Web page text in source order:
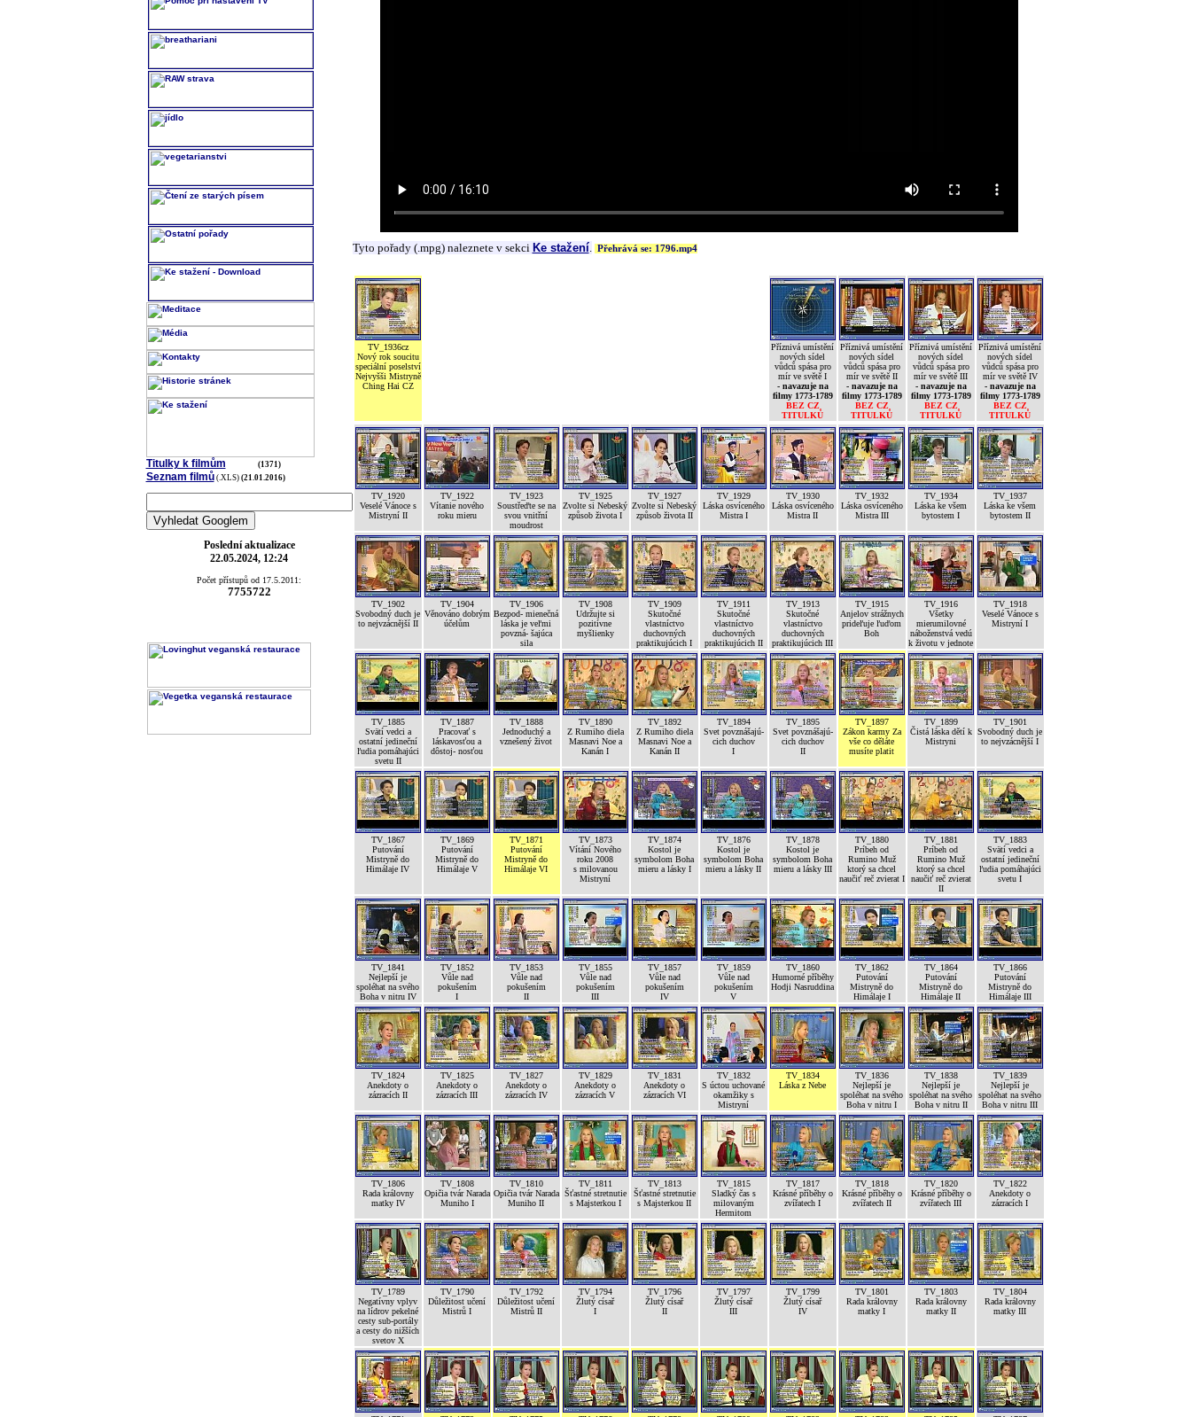
Titulky k filmům (1371)
Seznam filmů (.XLS) (21.01.2016)
Poslední aktualizace
22.05.2024, 12:24
Počet přístupů od 17.5.2011:
7755722
Tyto pořady (.mpg) naleznete v sekci Ke stažení. Přehrává se: 1796.mp4
TV_1936cz
Nový rok soucitu
speciální poselství
Nejvyšši Mistryně
Ching Hai CZ
Příznivá umístění
nových sídel
vůdců spása pro
mír ve světě I
- navazuje na
filmy 1773-1789
BEZ CZ
TITULKŮ
Příznivá umístění
nových sídel
vůdců spása pro
mír ve světě II
- navazuje na
filmy 1773-1789
BEZ CZ
TITULKŮ
Příznivá umístění
nových sídel
vůdců spása pro
mír ve světě III
- navazuje na
filmy 1773-1789
BEZ CZ
TITULKŮ
Příznivá umístění
nových sídel
vůdců spása pro
mír ve světě IV
- navazuje na
filmy 1773-1789
BEZ CZ
TITULKŮ
TV_1920
Veselé Vánoce s
Mistryní II
TV_1922
Vítanie nového
roku mieru
TV_1923
Soustřeďte se na
svou vnitřní
moudrost
TV_1925
Zvolte si Nebeský
způsob života I
TV_1927
Zvolte si Nebeský
způsob života II
TV_1929
Láska osvíceného
Mistra I
TV_1930
Láska osvíceného
Mistra II
TV_1932
Láska osvíceného
Mistra III
TV_1934
Láska ke všem
bytostem I
TV_1937
Láska ke všem
bytostem II
TV_1902
Svobodný duch je
to nejvzácnější II
TV_1904
Věnováno dobrým
účelům
TV_1906
Bezpod- mienečná
láska je veľmi
povzná- šajúca
sila
TV_1908
Udržujte si
pozitívne
myšlienky
TV_1909
Skutočné
vlastníctvo
duchovných
praktikujúcich I
TV_1911
Skutočné
vlastníctvo
duchovných
praktikujúcich II
TV_1913
Skutočné
vlastníctvo
duchovných
praktikujúcich III
TV_1915
Anjelov strážnych
prideľuje ľuďom
Boh
TV_1916
Všetky
mierumilovné
náboženstvá vedú
k životu v jednote
TV_1918
Veselé Vánoce s
Mistryní I
TV_1885
Svätí vedci a
ostatní jedineční
ľudia pomáhajúci
svetu II
TV_1887
Pracovať s
láskavosťou a
dôstoj- nosťou
TV_1888
Jednoduchý a
vznešený život
TV_1890
Z Rumiho diela
Masnavi Noe a
Kanán I
TV_1892
Z Rumiho diela
Masnavi Noe a
Kanán II
TV_1894
Svet povznášajú-
cich duchov
I
TV_1895
Svet povznášajú-
cich duchov
II
TV_1897
Zákon karmy Za
vše co děláte
musíte platit
TV_1899
Čistá láska dětí k
Mistryni
TV_1901
Svobodný duch je
to nejvzácnější I
TV_1867
Putování
Mistryně do
Himálaje IV
TV_1869
Putování
Mistryně do
Himálaje V
TV_1871
Putování
Mistryně do
Himálaje VI
TV_1873
Vítání Nového
roku 2008
s milovanou
Mistryní
TV_1874
Kostol je
symbolom Boha
mieru a lásky I
TV_1876
Kostol je
symbolom Boha
mieru a lásky II
TV_1878
Kostol je
symbolom Boha
mieru a lásky III
TV_1880
Príbeh od
Rumino Muž
ktorý sa chcel
naučiť reč zvierat I
TV_1881
Príbeh od
Rumino Muž
ktorý sa chcel
naučiť reč zvierat
II
TV_1883
Svätí vedci a
ostatní jedineční
ľudia pomáhajúci
svetu I
TV_1841
Nejlepší je
spoléhat na svého
Boha v nitru IV
TV_1852
Vůle nad
pokušením
I
TV_1853
Vůle nad
pokušením
II
TV_1855
Vůle nad
pokušením
III
TV_1857
Vůle nad
pokušením
IV
TV_1859
Vůle nad
pokušením
V
TV_1860
Humorné příběhy
Hodji Nasruddina
TV_1862
Putování
Mistryně do
Himálaje I
TV_1864
Putování
Mistryně do
Himálaje II
TV_1866
Putování
Mistryně do
Himálaje III
TV_1824
Anekdoty o
zázracích II
TV_1825
Anekdoty o
zázracích III
TV_1827
Anekdoty o
zázracích IV
TV_1829
Anekdoty o
zázracích V
TV_1831
Anekdoty o
zázracích VI
TV_1832
S úctou uchované
okamžiky s
Mistryní
TV_1834
Láska z Nebe
TV_1836
Nejlepší je
spoléhat na svého
Boha v nitru I
TV_1838
Nejlepší je
spoléhat na svého
Boha v nitru II
TV_1839
Nejlepší je
spoléhat na svého
Boha v nitru III
TV_1806
Rada královny
matky IV
TV_1808
Opičia tvár Narada
Muniho I
TV_1810
Opičia tvár Narada
Muniho II
TV_1811
Šťastné stretnutie
s Majsterkou I
TV_1813
Šťastné stretnutie
s Majsterkou II
TV_1815
Sladký čas s
milovaným
Hermitom
TV_1817
Krásné příběhy o
zvířatech I
TV_1818
Krásné příběhy o
zvířatech II
TV_1820
Krásné příběhy o
zvířatech III
TV_1822
Anekdoty o
zázracích I
TV_1789
Negatívny vplyv
na lídrov pekelné
cesty sub-portály
a cesty do nižších
svetov X
TV_1790
Důležitost učení
Mistrů I
TV_1792
Důležitost učení
Mistrů II
TV_1794
Žlutý císař
I
TV_1796
Žlutý císař
II
TV_1797
Žlutý císař
III
TV_1799
Žlutý císař
IV
TV_1801
Rada královny
matky I
TV_1803
Rada královny
matky II
TV_1804
Rada královny
matky III